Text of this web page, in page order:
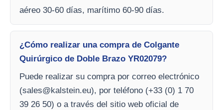
aéreo 30-60 días, marítimo 60-90 días.
¿Cómo realizar una compra de Colgante
Quirúrgico de Doble Brazo YR02079?
Puede realizar su compra por correo electrónico
(sales@kalstein.eu), por teléfono (+33 (0) 1 70
39 26 50) o a través del sitio web oficial de